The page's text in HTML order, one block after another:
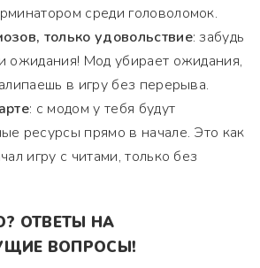
среди головоломок.
только удовольствие: забудь
ожидания! Мод убирает ожидания,
в игру без перерыва.
: с модом у тебя будут
ресурсы прямо в начале. Это как
игру с читами, только без
ОТВЕТЫ НА
ВОПРОСЫ!